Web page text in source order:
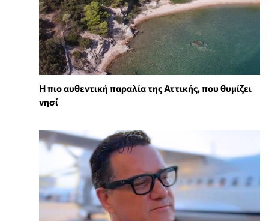
Η πιο αυθεντική παραλία της Αττικής, που θυμίζει
νησί